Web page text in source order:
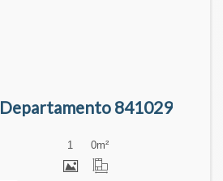
Departamento 841029
1 0m²